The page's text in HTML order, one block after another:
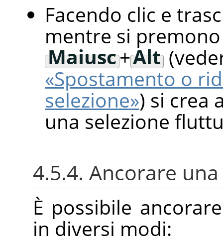
Facendo clic e
mentre si
Maiusc+Alt
«Spostamento o
selezione») si crea
una selezione
4.5.4. Ancorare
È possibile
in diversi modi: